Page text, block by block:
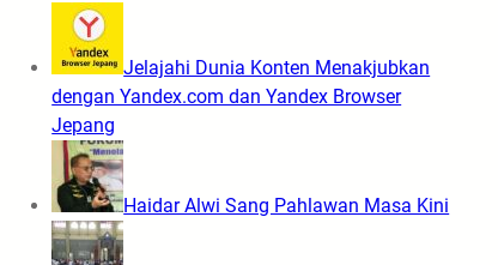
Jelajahi Dunia Konten Menakjubkan
dengan Yandex.com dan Yandex Browser
Jepang
Haidar Alwi Sang Pahlawan Masa Kini